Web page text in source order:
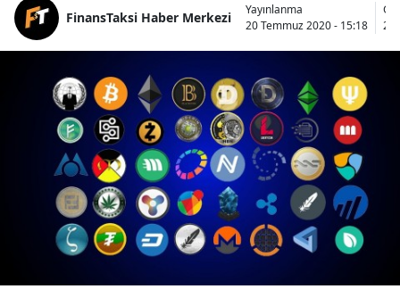
FinansTaksi Haber Merkezi
Yayınlanma
20 Temmuz 2020 - 15:18
21